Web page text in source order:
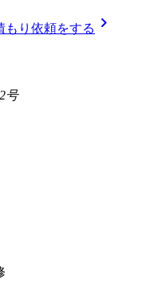
もり依頼をする chevron_right
号